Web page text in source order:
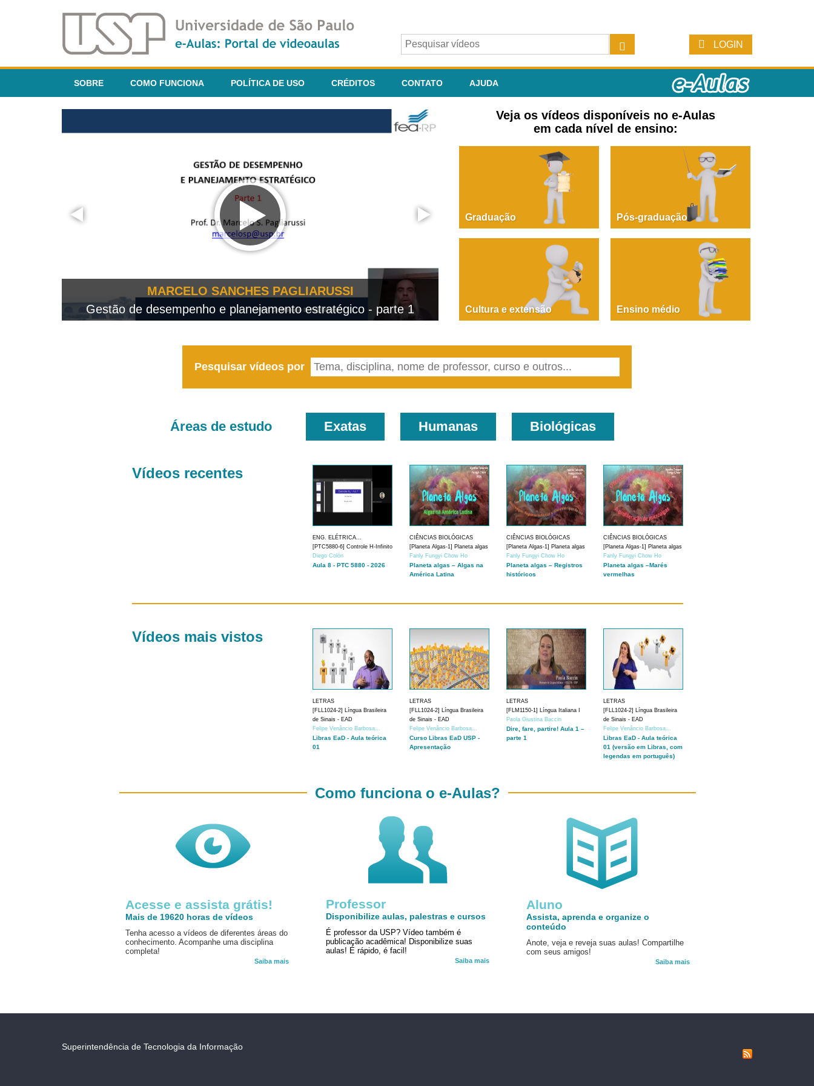
LOGIN
SOBRE COMO FUNCIONA POLÍTICA DE USO CRÉDITOS CONTATO AJUDA
MARCELO SANCHES PAGLIARUSSI
Gestão de desempenho e planejamento estratégico - parte 1
PAOLA GIUSTINA BACCIN
Dire, fare, partire! Aula 1 – parte 1
Veja os vídeos disponíveis no e-Aulas
em cada nível de ensino:
Graduação Pós-graduação
Cultura e extensão Ensino médio
Pesquisar vídeos por
Áreas de estudo Exatas Humanas Biológicas
Vídeos recentes
ENG. ELÉTRICA...
[PTC5880-6] Controle H-Infinito
Diego Colón
Aula 8 - PTC 5880 - 2026
CIÊNCIAS BIOLÓGICAS
[Planeta Algas-1] Planeta algas
Fanly Fungyi Chow Ho
Planeta algas – Algas na
América Latina
CIÊNCIAS BIOLÓGICAS
[Planeta Algas-1] Planeta algas
Fanly Fungyi Chow Ho
Planeta algas – Registros
históricos
CIÊNCIAS BIOLÓGICAS
[Planeta Algas-1] Planeta algas
Fanly Fungyi Chow Ho
Planeta algas –Marés
vermelhas
Vídeos mais vistos
LETRAS
[FLL1024-2] Língua Brasileira
de Sinais - EAD
Felipe Venâncio Barbosa...
Libras EaD - Aula teórica
01
LETRAS
[FLL1024-2] Língua Brasileira
de Sinais - EAD
Felipe Venâncio Barbosa...
Curso Libras EaD USP -
Apresentação
LETRAS
[FLM1150-1] Língua Italiana I
Paola Giustina Baccin
Dire, fare, partire! Aula 1 –
parte 1
LETRAS
[FLL1024-2] Língua Brasileira
de Sinais - EAD
Felipe Venâncio Barbosa...
Libras EaD - Aula teórica
01 (versão em Libras, com
legendas em português)
Acesse e assista grátis!
Mais de 19620 horas de vídeos
Tenha acesso a vídeos de diferentes áreas do
conhecimento. Acompanhe uma disciplina
completa!
Saiba mais
Aluno
Assista, aprenda e organize o
conteúdo
Anote, veja e reveja suas aulas! Compartilhe
com seus amigos!
Saiba mais
Como funciona o e-Aulas?
Professor
Disponibilize aulas, palestras e cursos
É professor da USP? Vídeo também é
publicação acadêmica! Disponibilize suas
aulas! É rápido, é facil!
Saiba mais
Superintendência de Tecnologia da Informação